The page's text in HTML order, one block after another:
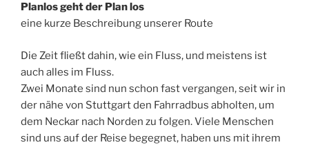
Planlos geht der Plan los
eine kurze Beschreibung unserer Route
Die Zeit fließt dahin, wie ein Fluss, und meistens ist
auch alles im Fluss.
Zwei Monate sind nun schon fast vergangen, seit wir in
der nähe von Stuttgart den Fahrradbus abholten, um
dem Neckar nach Norden zu folgen. Viele Menschen
sind uns auf der Reise begegnet, haben uns mit ihrem